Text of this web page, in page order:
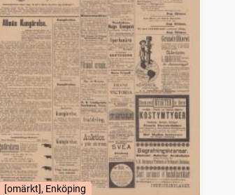
[omärkt], Enköping